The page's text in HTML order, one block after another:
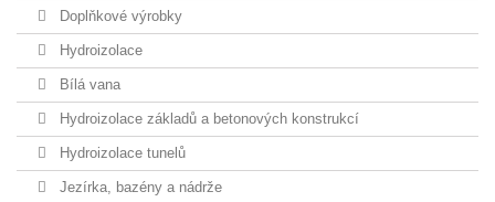
Doplňkové výrobky
Hydroizolace
Bílá vana
Hydroizolace základů a betonových konstrukcí
Hydroizolace tunelů
Jezírka, bazény a nádrže